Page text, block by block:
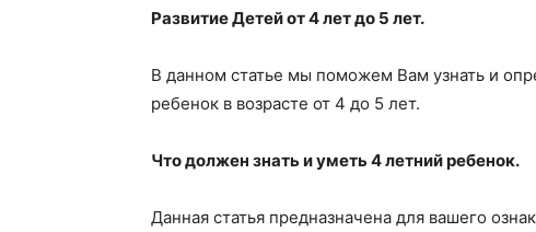
Развитие Детей от 4 лет до 5 лет.
В данном статье мы поможем Вам узнать и
ребенок в возрасте от 4 до 5 лет.
Что должен знать и уметь 4 летний ребенок.
Данная статья предназначена для вашего